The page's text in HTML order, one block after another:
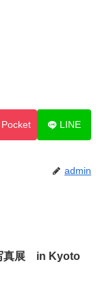
Pocket LINE
admin
真展 in Kyoto